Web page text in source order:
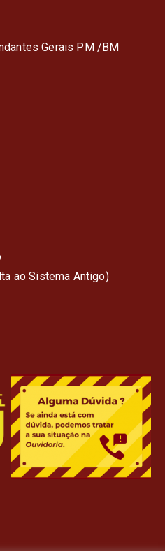
Gerais PM /BM
ao Sistema Antigo)